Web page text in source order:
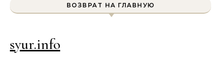
ВОЗВРАТ НА ГЛАВНУЮ
syur.info